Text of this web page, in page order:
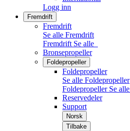
Logg inn
Fremdrift
Fremdrift
Se alle Fremdrift
Fremdrift Se alle
Bronsepropeller
Foldepropeller
Foldepropeller
Se alle Foldepropeller
Foldepropeller Se alle
Reservedeler
Support
Norsk
Tilbake